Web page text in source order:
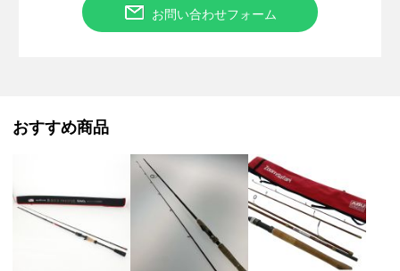
■状態等は画像をご確認・ご参照下さい。
行なっております。
評価ご不要のお客様は、ご落札・ご購入をお控えください。
■弊社（株式会社オカモト）を装った偽装サイトにご注意くださ
い■
弊社（株式会社オカモト）の商品画像や文章を無断盗用した『偽
装サイト』を確認しておりますが、
当店とは一切関係がございませんのでご注意ください。
お問い合わせフォーム
おすすめ商品